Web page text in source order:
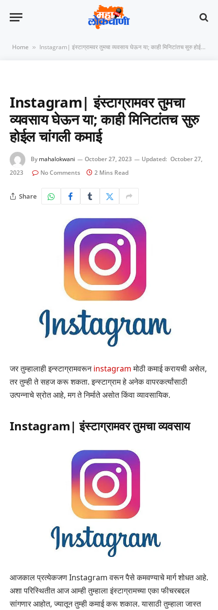
Home » Instagram| इंस्टाग्रामवर तुमचा व्यवसाय घेऊन या; काही मिनिटांतच सुरु होईल चांगली कमाई
Instagram| इंस्टाग्रामवर तुमचा
व्यवसाय घेऊन या; काही मिनिटांतच सुरु
होईल चांगली कमाई
By mahalokwani October 27, 2023 Updated: October 27,
2023
No Comments 2 Mins Read
Share
जर तुम्हालाही इन्स्टाग्रामवरूनinstagramमोठी कमाई करायची असेल,
तर तुम्ही ते सहज करू शकता. इन्स्टाग्राम हे अनेक वापरकर्त्यांसाठी
उत्पन्नाचे स्रोत आहे, मग ते निर्माते असोत किंवा व्यावसायिक.
Instagram| इंस्टाग्रामवर तुमचा व्यवसाय
आजकाल प्रत्येकजण Instagram वरून पैसे कमवण्याचे मार्ग शोधत आहे.
अशा परिस्थितीत आज आम्ही तुम्हाला इंस्टाग्रामच्या एका फीचरबद्दल
सांगणार आहोत, ज्यातून तुम्ही कमाई करू शकाल. यासाठी तुम्हाला जास्त